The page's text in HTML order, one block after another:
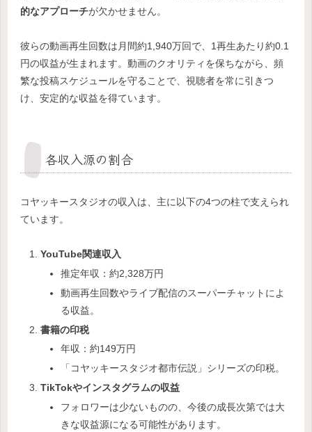
的なアプローチが欠かせません。
彼らの動画再生回数は月間約1,940万回で、1再生あたり約0.1
円の収益が生まれます。動画のクオリティを保ちながら、頻
繁な投稿スケジュールを守ることで、視聴者を常に引きつ
け、安定的な収益を得ています。
各収入源の割合
コヤッキースタジオの収入は、主に以下の4つの柱で支えられ
ています。
YouTube関連収入
推定年収：約2,328万円
動画再生回数やライブ配信のスーパーチャットによ
る収益。
書籍の印税
年収：約149万円
「コヤッキースタジオ都市伝説」シリーズの印税。
TikTokやインスタグラムの収益
フォロワーは少ないものの、今後の成長次第では大
きな収益源になる可能性があります。